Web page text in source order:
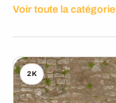
Voir toute la catégorie
2K